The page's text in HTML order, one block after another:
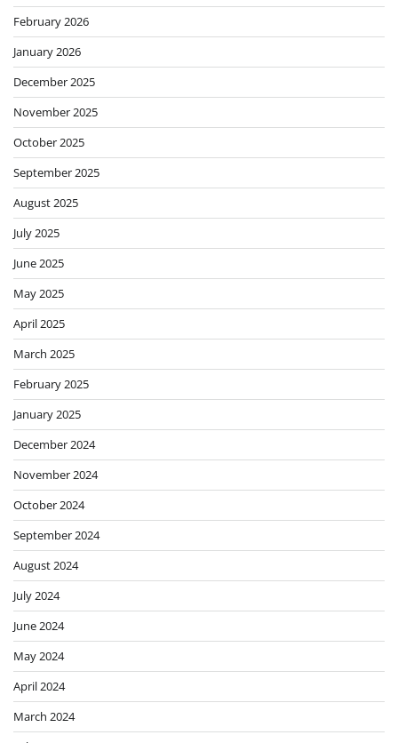
February 2026
January 2026
December 2025
November 2025
October 2025
September 2025
August 2025
July 2025
June 2025
May 2025
April 2025
March 2025
February 2025
January 2025
December 2024
November 2024
October 2024
September 2024
August 2024
July 2024
June 2024
May 2024
April 2024
March 2024